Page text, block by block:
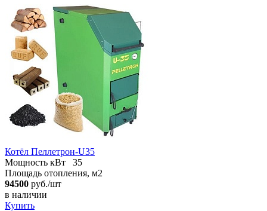
Котёл Пеллетрон-U35
Мощность кВт
35
Площадь отопления, м2
94500 руб./шт
в наличии
Купить